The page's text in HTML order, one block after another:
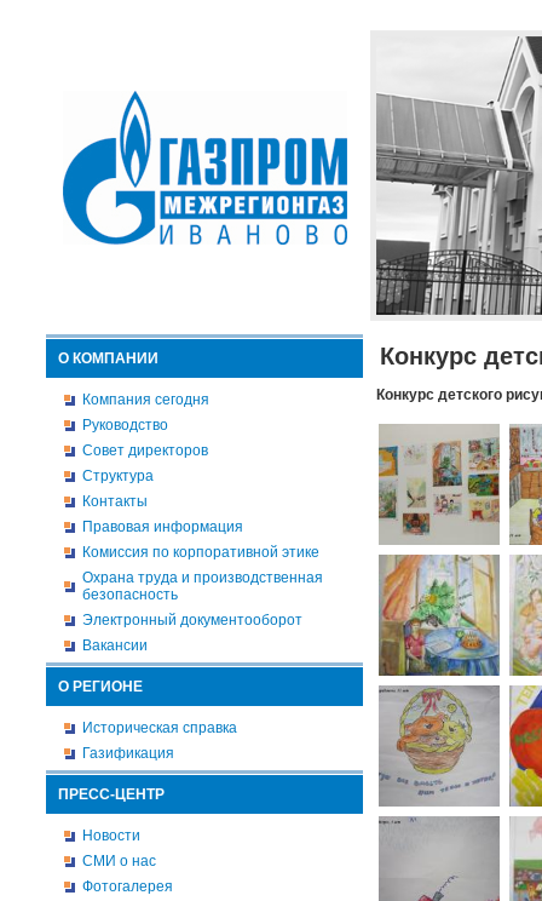
О КОМПАНИИ
Компания сегодня
Руководство
Совет директоров
Структура
Контакты
Правовая информация
Комиссия по корпоративной этике
Охрана труда и производственная
безопасность
Электронный документооборот
Вакансии
О РЕГИОНЕ
Историческая справка
Газификация
ПРЕСС-ЦЕНТР
Новости
СМИ о нас
Фотогалерея
Конкурс
Конкурс детского